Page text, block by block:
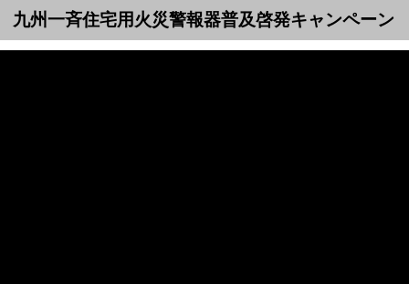
九州一斉住宅用火災警報器普及啓発キャンペーン